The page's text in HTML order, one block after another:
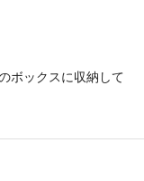
ボックスに収納して